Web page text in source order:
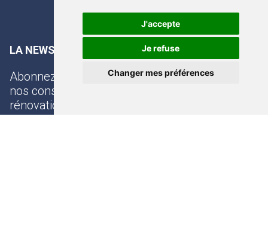
J'accepte
Je refuse
Changer mes préférences
LA NEWSLETTER DE L’ALEPTE
Abonnez-vous à notre newsletter et recevez
nos conseils et actualités pour réussir votre
rénovation énergétique !